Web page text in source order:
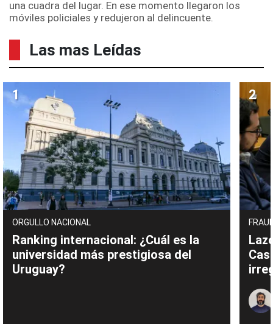
una cuadra del lugar. En ese momento llegaron los
móviles policiales y redujeron al delincuente.
Las mas Leídas
ORGULLO NACIONAL
Ranking internacional: ¿Cuál es la
universidad más prestigiosa del
Uruguay?